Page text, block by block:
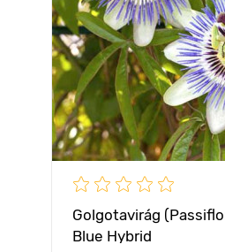
Golgotavirág
Blue Hybrid